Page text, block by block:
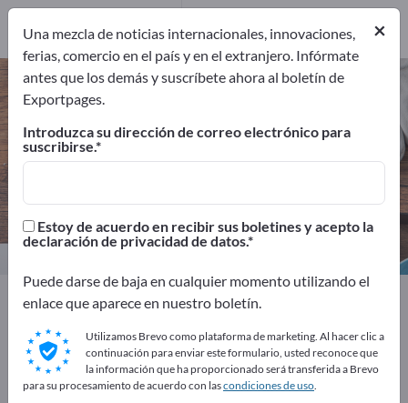
Recipientes – encuentre
fabricantes y proveedores
Exportadores Fabricantes
2
Exportpages
Doméstico y Vivienda
¡Anúnciese gratis en Exportpages!
×
Una mezcla de noticias internacionales, innovaciones,
ferias, comercio en el país y en el extranjero. Infórmate
antes que los demás y suscríbete ahora al boletín de
Exportpages.
Introduzca su dirección de correo electrónico para
suscribirse.
Estoy de acuerdo en recibir sus boletines y acepto la
declaración de privacidad de datos.
Puede darse de baja en cualquier momento utilizando el
enlace que aparece en nuestro boletín.
Utilizamos Brevo como plataforma de marketing. Al hacer clic a
continuación para enviar este formulario, usted reconoce que
la información que ha proporcionado será transferida a Brevo
para su procesamiento de acuerdo con lascondiciones de uso.